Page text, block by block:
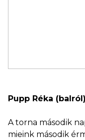
Pupp Réka
A torna második
mieink második